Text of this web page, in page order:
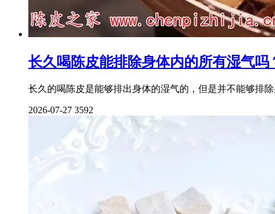
长久喝陈皮能排除身体内的所有湿气吗
长久的喝陈皮是能够排出身体的湿气的，但是并不能够排
2026-07-27 3592